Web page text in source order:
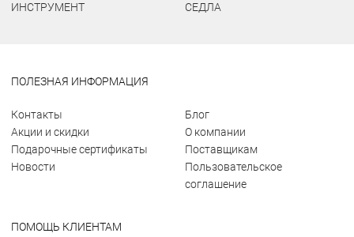
ИНСТРУМЕНТ
СЕДЛА
ПОЛЕЗНАЯ ИНФОРМАЦИЯ
Контакты
Акции и скидки
Подарочные сертификаты
Новости
Блог
О компании
Поставщикам
Пользовательское
соглашение
ПОМОЩЬ КЛИЕНТАМ